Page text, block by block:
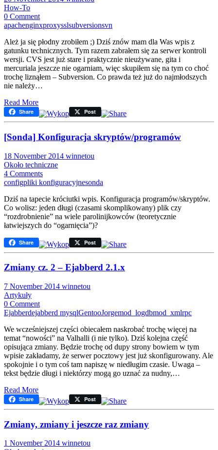
How-To
0 Comment
apachenginxproxysslsubversionsvn
Ależ ja się płodny zrobiłem ;) Dziś znów mam dla Was wpis z
gatunku technicznych. Tym razem zabrałem się za serwer kontroli
wersji. CVS jest już stare i praktycznie nieużywane, gita i
mercuriala jeszcze nie ogarniam, więc skupiłem się na tym co choć
trochę liznąłem – Subversion. Co prawda też już do najmłodszych
nie należy…
Read More
Share Post
[Sonda] Konfiguracja skryptów/programów
18 November 2014 winnetou
Około techniczne
4 Comments
configpliki konfiguracyjnesonda
Dziś na tapecie króciutki wpis. Konfiguracja programów/skryptów.
Co wolisz: jeden długi (czasami skomplikowany) plik czy
“rozdrobnienie” na wiele parolinijkowców (teoretycznie
łatwiejszych do “ogarnięcia”)?
Share Post
Zmiany cz. 2 – Ejabberd 2.1.x
7 November 2014 winnetou
Artykuły
0 Comment
Ejabberdejabberd mysqlGentooJorgemod_logdbmod_xmlrpc
We wcześniejszej części obiecałem naskrobać trochę więcej na
temat “nowości” na Valhalli (i nie tylko). Dziś kolejna część
opisująca zmiany. Będzie trochę od dupy strony bowiem w tym
wpisie zakładamy, że serwer pocztowy jest już skonfigurowany. Ale
spokojnie i o tym coś tam napiszę w niedługim czasie. Uwaga –
tekst będzie długi i niektórzy mogą go uznać za nudny,…
Read More
Share Post
Zmiany, zmiany i jeszcze raz zmiany
1 November 2014 winnetou